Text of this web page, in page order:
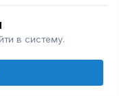
в систему.